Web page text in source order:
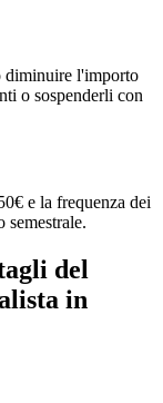
diminuire l'importo
o sospenderli con
e la frequenza dei
semestrale.
del
in